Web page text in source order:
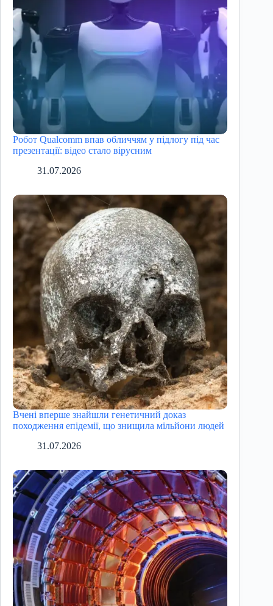
Робот Qualcomm впав обличчям у підлогу під час
презентації: відео стало вірусним
31.07.2026
Вчені вперше знайшли генетичний доказ
походження епідемії, що знищила мільйони людей
31.07.2026